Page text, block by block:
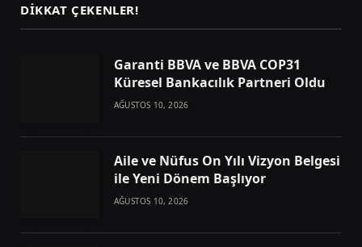
DIKKAT ÇEKENLER!
Garanti BBVA ve BBVA COP31
Küresel Bankacılık Partneri Oldu
AĞUSTOS 10, 2026
Aile ve Nüfus On Yılı Vizyon Belgesi
ile Yeni Dönem Başlıyor
AĞUSTOS 10, 2026